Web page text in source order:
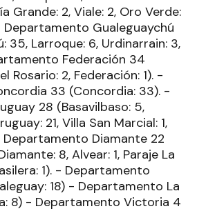
Grande: 2, Viale: 2, Oro Verde:
Departamento Gualeguaychú
35, Larroque: 6, Urdinarrain: 3,
Federación 34
Rosario: 2, Federación: 1). -
33 (Concordia: 33). -
28 (Basavilbaso: 5,
21, Villa San Marcial: 1,
Departamento Diamante 22
8, Alvear: 1, Paraje La
1). - Departamento
18) - Departamento La
8) - Departamento Victoria 4